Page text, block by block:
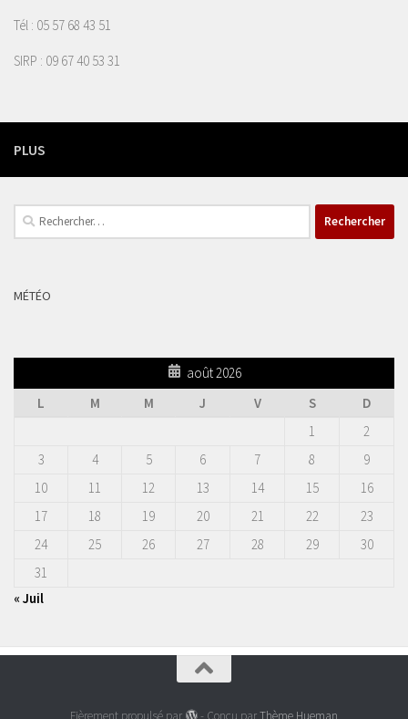
Tél : 05 57 68 43 51
SIRP : 09 67 40 53 31
PLUS
Rechercher :
MÉTÉO
août 2026
L
M M J V S
D
1
2
3
4 5 6 7 8
9
10
11 12 13 14 15
16
17
18 19 20 21 22
23
24
25 26 27 28 29
30
31
« Juil